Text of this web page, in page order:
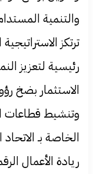
والتنمية
ترتكز
رئيسية لتعزيز
الاستثمار بضخ
الخاصة بـ
ريادة الأعمال